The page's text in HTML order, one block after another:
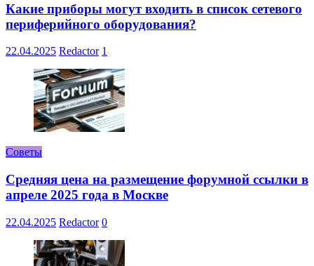
Какие приборы могут входить в список сетевого
периферийного оборудования?
22.04.2025 Redactor 1
Советы
Средняя цена на размещение форумной ссылки в
апреле 2025 года в Москве
22.04.2025 Redactor 0